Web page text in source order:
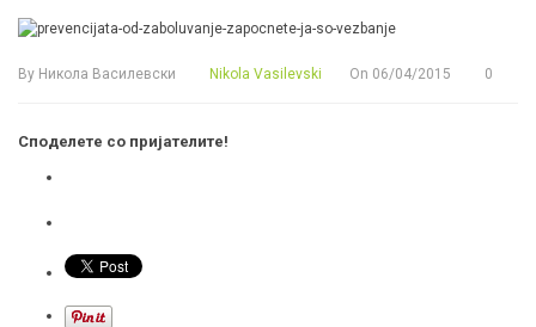
By Никола Василевски Nikola Vasilevski On 06/04/2015 0
Споделете со пријателите!